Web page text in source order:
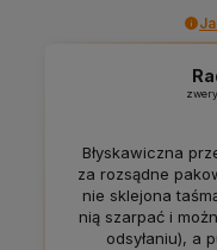
Błyskawiczna
za rozsądne
nie sklejona
nią szarpać i
odsyłaniu), a